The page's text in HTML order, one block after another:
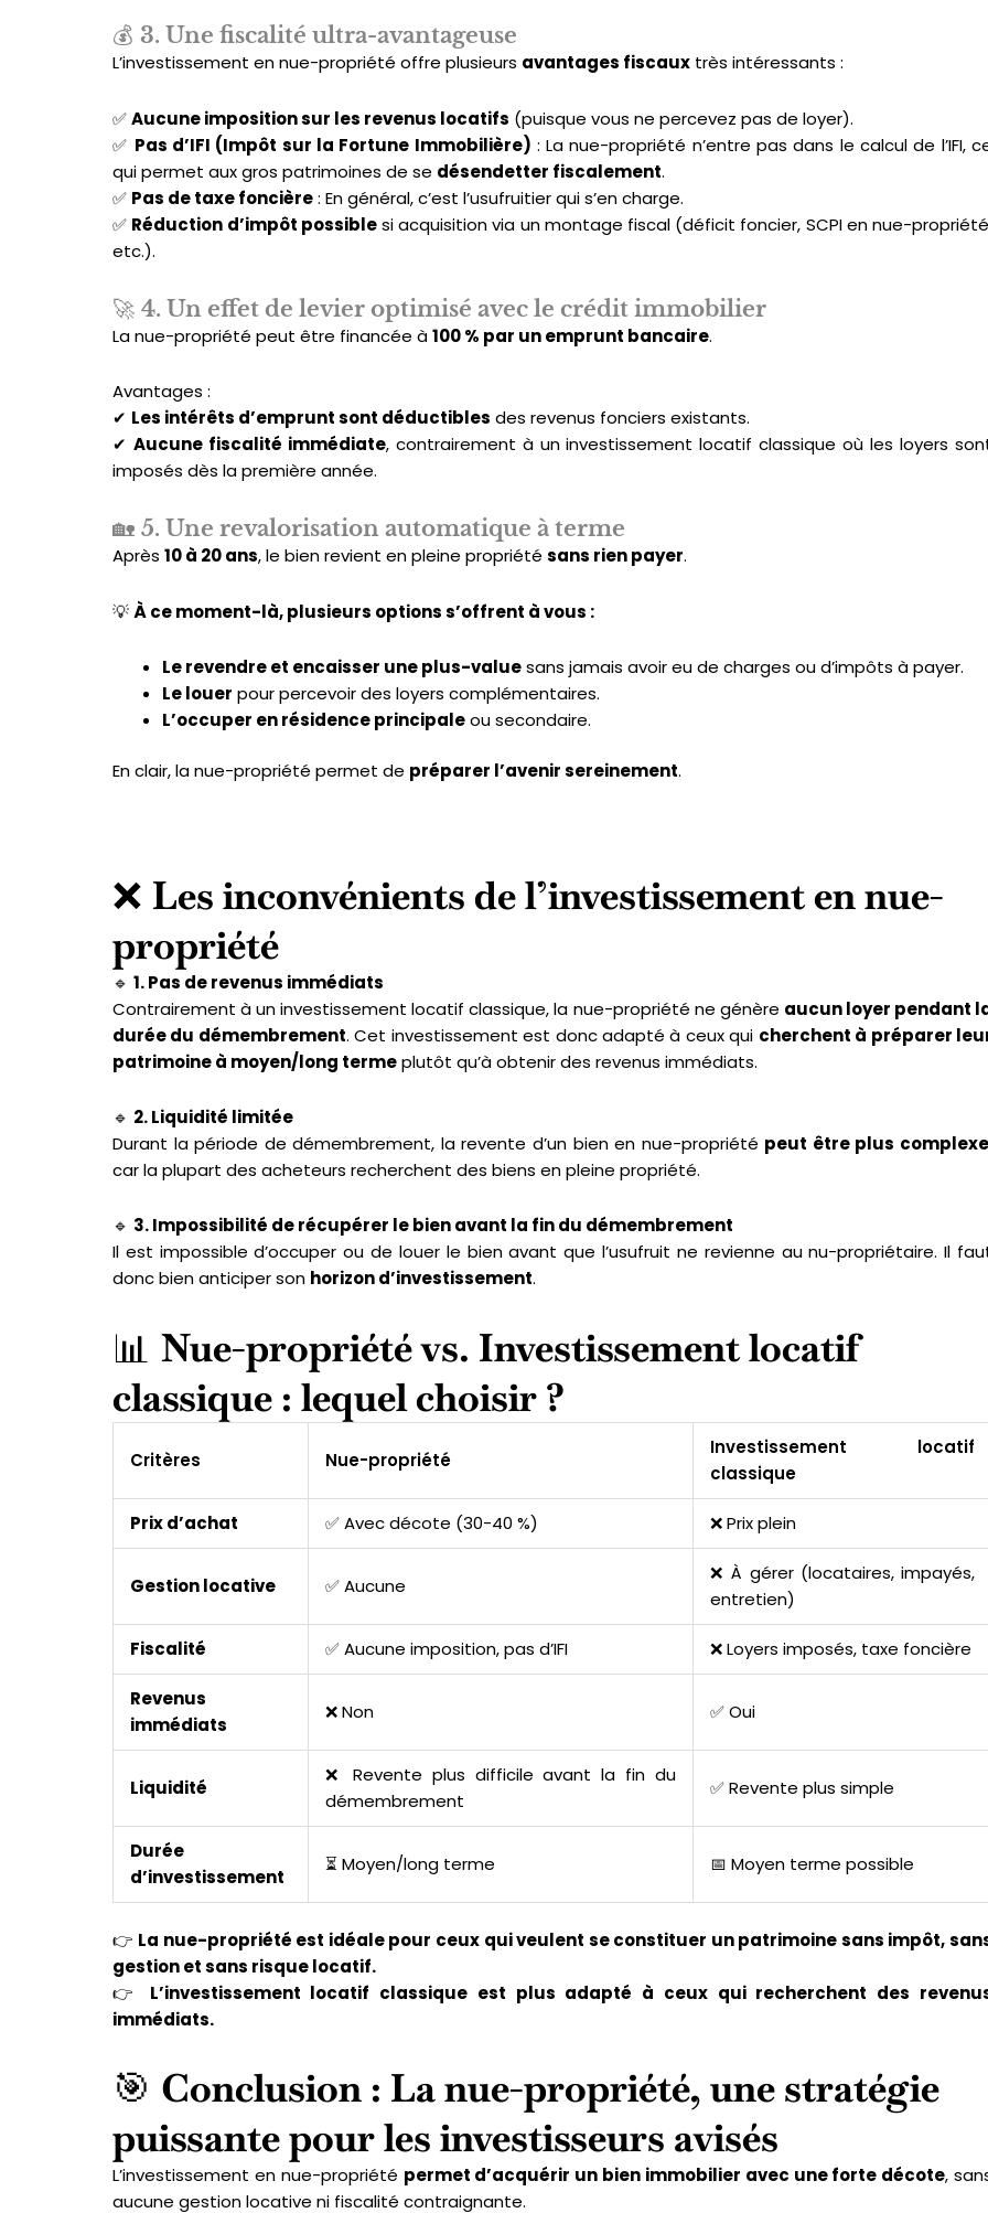
💰 3. Une fiscalité ultra-avantageuse
L’investissement en nue-propriété offre plusieurs avantages fiscaux très intéressants :
✅Aucune imposition sur les revenus locatifs (puisque vous ne percevez pas de loyer).
✅ Pas d’IFI (Impôt sur la Fortune Immobilière) : La nue-propriété n’entre pas dans le calcul de l’IFI,
qui permet aux gros patrimoines de se désendetter fiscalement.
✅ Pas de taxe foncière: En général, c’est l’usufruitier qui s’en charge.
✅ Réduction d’impôt possiblesi acquisition via un montage fiscal (déficit foncier, SCPI en nue-
etc.).
🚀 4. Un effet de levier optimisé avec le crédit immobilier
La nue-propriété peut être financée à100 % par un emprunt bancaire.
Avantages :
✔ Les intérêts d’emprunt sont déductibles des revenus fonciers existants.
✔ Aucune fiscalité immédiate, contrairement à un investissement locatif classique où les loyers
imposés dès la première année.
🏡 5. Une revalorisation automatique à terme
Après 10 à 20 ans, le bien revient en pleine propriété sans rien payer.
💡À ce moment-là, plusieurs options s’offrent à vous :
Le revendre et encaisser une plus-valuesans jamais avoir eu de charges ou d’impôts à payer.
Le louer pour percevoir des loyers complémentaires.
L’occuper en résidence principaleou secondaire.
En clair, la nue-propriété permet de préparer l’avenir sereinement.
❌ Les inconvénients de l’investissement en nue-
propriété
🔹 1. Pas de revenus immédiats
Contrairement à un investissement locatif classique, la nue-propriété ne génère aucun loyer pendant
durée du démembrement. Cet investissement est donc adapté à ceux qui cherchent à préparer
patrimoine à moyen/long termeplutôt qu’à obtenir des revenus immédiats.
🔹 2. Liquidité limitée
Durant la période de démembrement, la revente d’un bien en nue-propriété peut être plus
car la plupart des acheteurs recherchent des biens en pleine propriété.
🔹 3. Impossibilité de récupérer le bien avant la fin du démembrement
Il est impossible d’occuper ou de louer le bien avant que l’usufruit ne revienne au nu-propriétaire. Il
donc bien anticiper son horizon d’investissement.
📊 Nue-propriété vs. Investissement locatif
classique : lequel choisir ?
Critères Nue-propriété
Investissement locatif
classique
Prix d’achat ✅ Avec décote (30-40 %) ❌ Prix plein
Gestion locative ✅ Aucune
❌ À gérer (locataires, impayés,
entretien)
Fiscalité ✅ Aucune imposition, pas d’IFI ❌ Loyers imposés, taxe foncière
Revenus
immédiats
❌ Non ✅ Oui
Liquidité
❌ Revente plus difficile avant la fin du
démembrement
✅ Revente plus simple
Durée
d’investissement
⏳ Moyen/long terme 📅 Moyen terme possible
👉 La nue-propriété est idéale pour ceux qui veulent se constituer un patrimoine sans impôt,
gestion et sans risque locatif.
👉 L’investissement locatif classique est plus adapté à ceux qui recherchent des
immédiats.
🎯 Conclusion : La nue-propriété, une stratégie
puissante pour les investisseurs avisés
L’investissement en nue-propriété permet d’acquérir un bien immobilier avec une forte décote,
aucune gestion locative ni fiscalité contraignante.